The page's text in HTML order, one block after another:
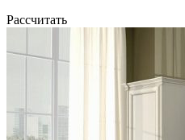
Рассчитать